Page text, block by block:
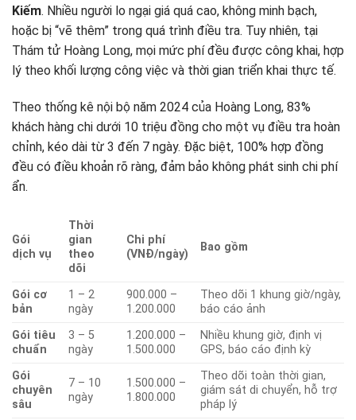
Kiếm. Nhiều người lo ngại giá quá cao, không minh bạch,
hoặc bị “vẽ thêm” trong quá trình điều tra. Tuy nhiên, tại
Thám tử Hoàng Long, mọi mức phí đều được công khai, hợp
lý theo khối lượng công việc và thời gian triển khai thực tế.
Theo thống kê nội bộ năm 2024 của Hoàng Long, 83%
khách hàng chi dưới 10 triệu đồng cho một vụ điều tra hoàn
chỉnh, kéo dài từ 3 đến 7 ngày. Đặc biệt, 100% hợp đồng
đều có điều khoản rõ ràng, đảm bảo không phát sinh chi phí
ẩn.
Gói
dịch vụ
Thời
gian
theo
dõi
Chi phí
(VNĐ/ngày)
Bao gồm
Gói cơ
bản
1 – 2
ngày
900.000 –
1.200.000
Theo dõi 1 khung giờ/ngày,
báo cáo ảnh
Gói tiêu
chuẩn
3 – 5
ngày
1.200.000 –
1.500.000
Nhiều khung giờ, định vị
GPS, báo cáo định kỳ
Gói
chuyên
sâu
7 – 10
ngày
1.500.000 –
1.800.000
Theo dõi toàn thời gian,
giám sát di chuyển, hỗ trợ
pháp lý